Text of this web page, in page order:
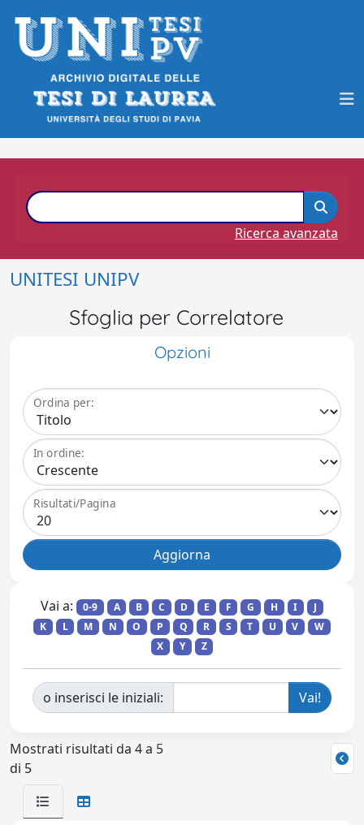
Ricerca avanzata
UNITESI UNIPV
Sfoglia per Correlatore
Opzioni
Ordina per:
In ordine:
Risultati/Pagina
Vai a: 0-9 A B C D E F G H I
J
K
L M N O P Q R S T U V
W
X
Y Z
o inserisci le iniziali:
Mostrati risultati da 4 a 5
di 5